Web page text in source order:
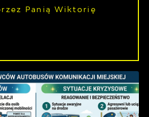
Panią Wiktorię